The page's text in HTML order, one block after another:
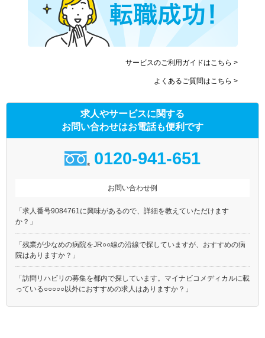
サービスのご利用ガイドはこちら >
よくあるご質問はこちら >
求人やサービスに関する
お問い合わせはお電話も便利です
0120-941-651
お問い合わせ例
「求人番号9084761に興味があるので、詳細を教えていただけます
か？」
「残業が少なめの病院をJR○○線の沿線で探していますが、おすすめの病
院はありますか？」
「訪問リハビリの募集を都内で探しています。マイナビコメディカルに載
っている○○○○○以外におすすめの求人はありますか？」